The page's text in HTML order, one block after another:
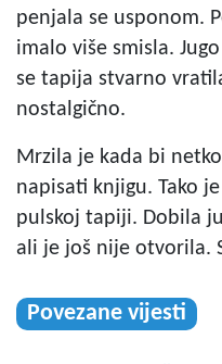
penjala se usponom.
imalo više smisla.
se tapija stvarno
nostalgično.
Mrzila je kada bi
napisati knjigu. Tako
pulskoj tapiji. Dobila
ali je još nije otvorila.
Povezane vijesti